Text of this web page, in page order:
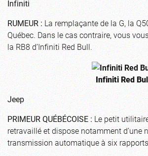
Infiniti
RUMEUR :La remplaçante de la G, la
Québec. Dans le cas contraire, vous
la RB8 d’Infiniti Red Bull.
Infiniti Red
Jeep
PRIMEUR QUÉBÉCOISE :Le petit
retravaillé et dispose notamment d’une
transmission automatique à six